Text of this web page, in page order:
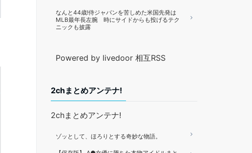
なんと44歳!侍ジャパンを苦しめた米国先発は
MLB最年長左腕 時にサイドからも投げるテク
ニックも披露
Powered by livedoor 相互RSS
2chまとめアンテナ!
2chまとめアンテナ!
ゾッとして、ほろりとする奇妙な物語。